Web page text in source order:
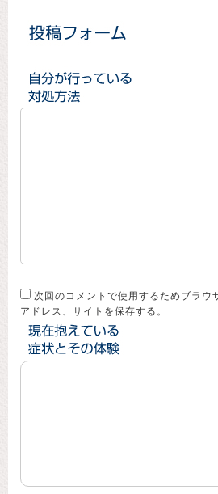
次回のコメントで使用するためブラウ
アドレス、サイトを保存する。